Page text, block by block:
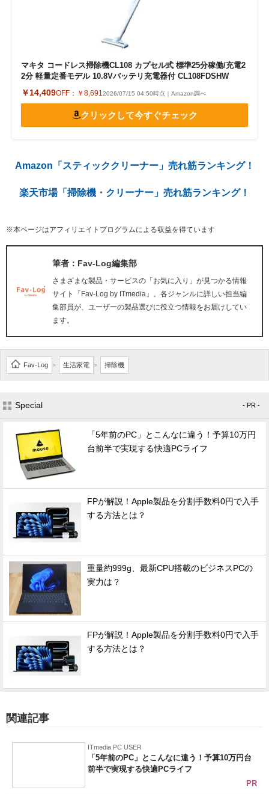
マキタ コードレス掃除機CL108 カプセル式 標準25分稼働/充電2
2分 軽量定番モデル 10.8Vバッテリ充電器付 CL108FDSHW
￥14,409OFF： ￥8,691 2026/07/15 04:50時点｜Amazon調べ
クリックして今すぐチェック
Amazon「スティッククリーナー」売れ筋ランキング！
楽天市場「掃除機・クリーナー」売れ筋ランキング！
※本ページはアフィリエイトプログラムによる収益を得ています
筆者：Fav-Log編集部
さまざまな製品・サービスの「お気に入り」が見つかる情報
サイト「Fav-Log by ITmedia」。各ジャンルに詳しい担当編
集部員が、ユーザーの製品選びに役立つ情報をお届けしてい
ます。
Fav-Log > 生活家電 > 掃除機
Special - PR -
「5年前のPC」とこんなに違う！予算10万円
台前半で実現する快適PCライフ
FPが解説！Apple製品を分割手数料0円で入手
する方法とは？
重量約999g、最新CPU搭載のビジネスPCの
実力は？
FPが解説！Apple製品を分割手数料0円で入手
する方法とは？
関連記事
ITmedia PC USER
「5年前のPC」とこんなに違う！予算10万円台
前半で実現する快適PCライフ
PR